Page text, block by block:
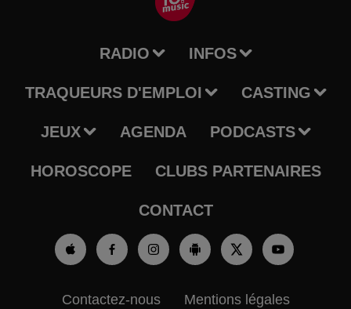
RADIO INFOS
TRAQUEURS D'EMPLOI CASTING
JEUX AGENDA PODCASTS
HOROSCOPE CLUBS PARTENAIRES
CONTACT
Contactez-nous Mentions légales